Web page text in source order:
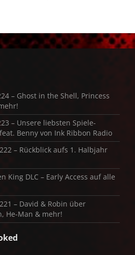
– Ghost in the Shell, Princess
– Unsere liebsten Spiele-
Benny von Ink Ribbon Radio
– Rückblick aufs 1. Halbjahr
King DLC – Early Access auf alle
– David & Robin über
He-Man & mehr!